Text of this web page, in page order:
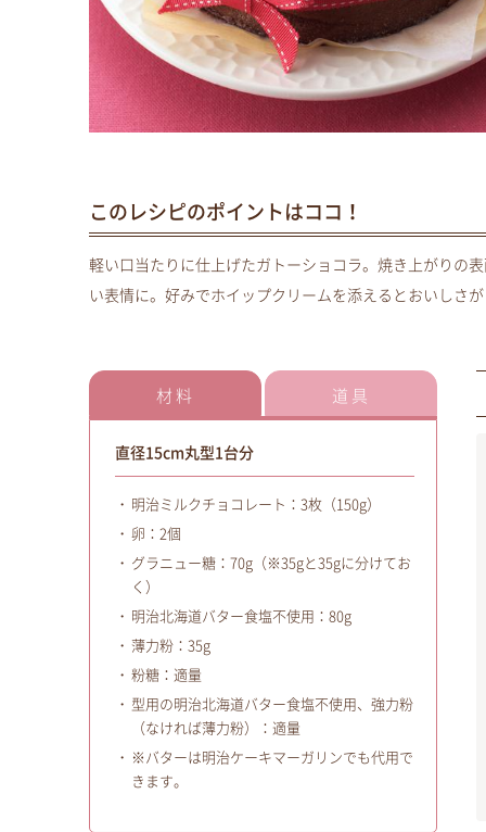
このレシピのポイントはココ！
軽い口当たりに仕上げたガトーショコラ。焼き上がりの
い表情に。好みでホイップクリームを添えるとおいしさ
材料 道具
直径15cm丸型1台分
明治ミルクチョコレート：3枚（150g）
卵：2個
グラニュー糖：70g（※35gと35gに分けてお
く）
明治北海道バター食塩不使用：80g
薄力粉：35g
粉糖：適量
型用の明治北海道バター食塩不使用、強力粉
（なければ薄力粉）：適量
※バターは明治ケーキマーガリンでも代用で
きます。